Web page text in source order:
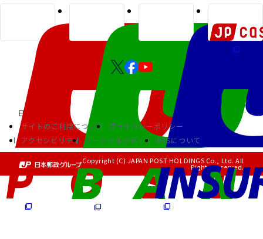
サイトのご利用について
プライバシーポリシー
アクセシビリティ
ソーシャルメディア RSSについて
Copyright (C) JAPAN POST HOLDINGS Co., Ltd. All
Rights Reserved.